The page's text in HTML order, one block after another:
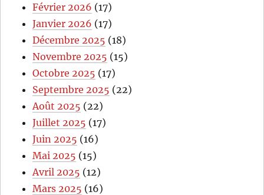
Février 2026 (17)
Janvier 2026 (17)
Décembre 2025 (18)
Novembre 2025 (15)
Octobre 2025 (17)
Septembre 2025 (22)
Août 2025 (22)
Juillet 2025 (17)
Juin 2025 (16)
Mai 2025 (15)
Avril 2025 (12)
Mars 2025 (16)